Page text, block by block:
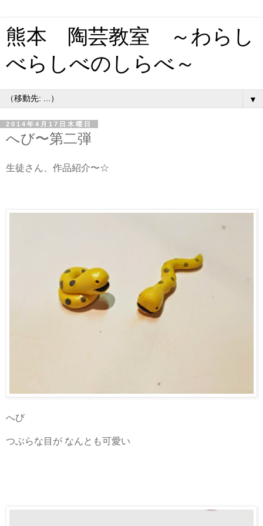
熊本 陶芸教室 ～わらし
べらしべのしらべ～
▼
2014年4月17日木曜日
へび〜第二弾
生徒さん、作品紹介〜☆
へび
つぶらな目が なんとも可愛い